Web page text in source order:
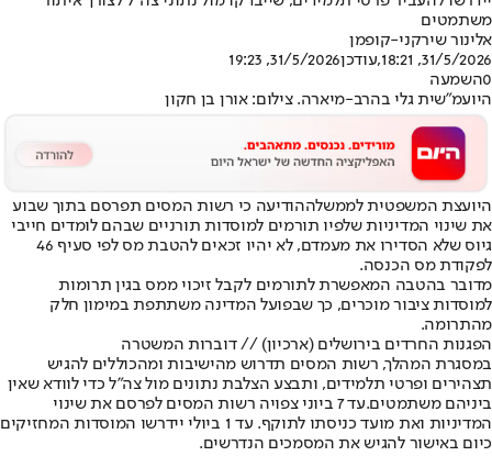
משתמטים
אלינור שירקני-קופמן
31/5/2026, 18:21
,עודכן31/5/2026, 19:23
0השמעה
היועמ"שית גלי בהרב-מיארה. צילום: אורן בן חקון
היועצת המשפטית לממשלההודיעה כי רשות המסים תפרסם בתוך שבוע
את שינוי המדיניות שלפיו תורמים למוסדות תורניים שבהם לומדים חייבי
גיוס שלא הסדירו את מעמדם, לא יהיו זכאים להטבת מס לפי סעיף 46
לפקודת מס הכנסה.
מדובר בהטבה המאפשרת לתורמים לקבל זיכוי ממס בגין תרומות
למוסדות ציבור מוכרים, כך שבפועל המדינה משתתפת במימון חלק
מהתרומה.
הפגנות החרדים בירושלים (ארכיון) // דוברות המשטרה
במסגרת המהלך, רשות המסים תדרוש מהישיבות ומהכוללים להגיש
תצהירים ופרטי תלמידים, ותבצע הצלבת נתונים מול צה״ל כדי לוודא שאין
ביניהם משתמטים.עד 7 ביוני צפויה רשות המסים לפרסם את שינוי
המדיניות ואת מועד כניסתו לתוקף. עד 1 ביולי יידרשו המוסדות המחזיקים
כיום באישור להגיש את המסמכים הנדרשים.